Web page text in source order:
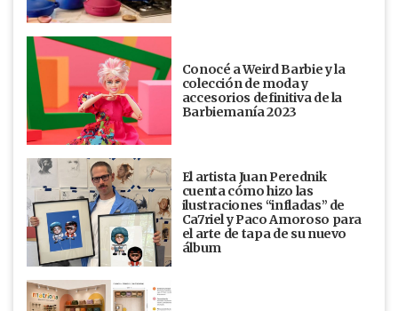
Conocé a Weird Barbie y la
colección de moda y
accesorios definitiva de la
Barbiemanía 2023
El artista Juan Perednik
cuenta cómo hizo las
ilustraciones “infladas” de
Ca7riel y Paco Amoroso para
el arte de tapa de su nuevo
álbum